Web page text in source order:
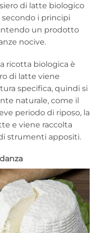
di latte biologico
i principi
un prodotto
nocive.
ricotta biologica è
di latte viene
specifica, quindi si
naturale, come il
periodo di riposo, la
e viene raccolta
strumenti appositi.